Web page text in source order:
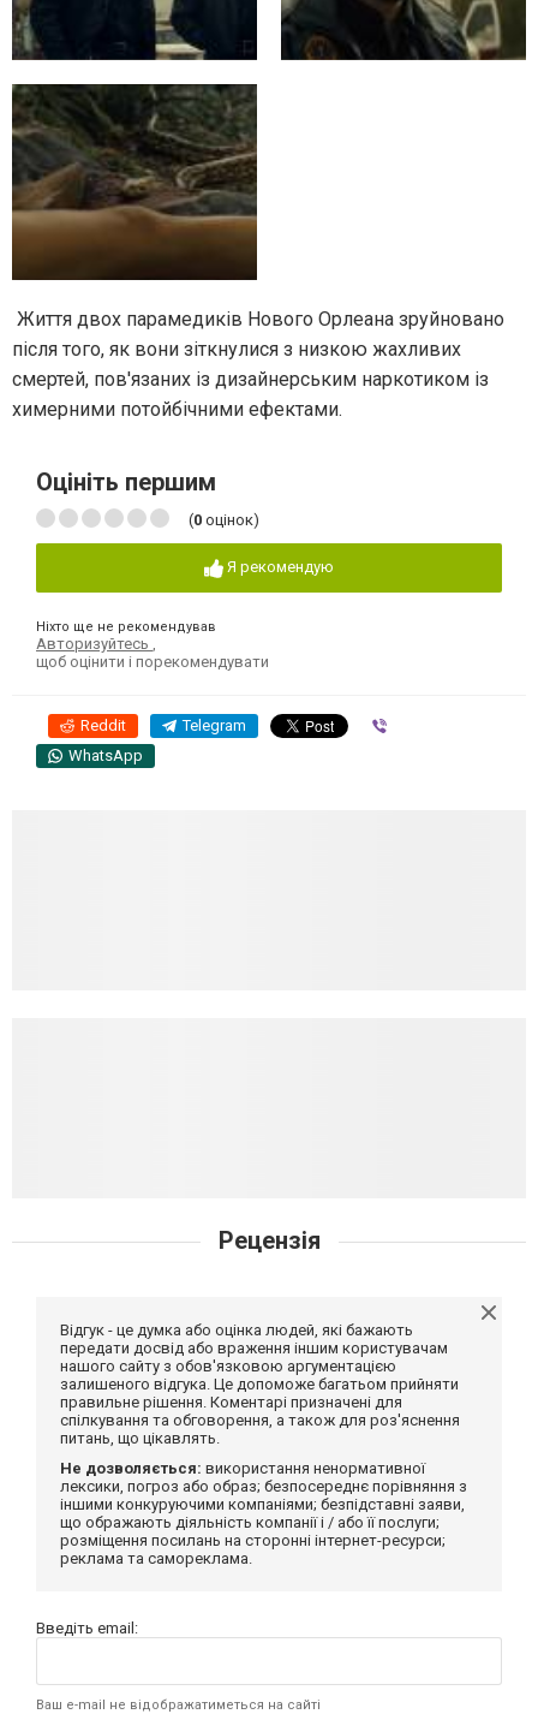
Життя двох парамедиків Нового Орлеана зруйновано
після того, як вони зіткнулися з низкою жахливих
смертей, пов'язаних із дизайнерським наркотиком із
химерними потойбічними ефектами.
Оцініть першим
(0 оцінок)
Я рекомендую
Ніхто ще не рекомендував
Авторизуйтесь
щоб оцінити і порекомендувати
Reddit Telegram
WhatsApp
Рецензія
Відгук - це думка або оцінка людей, які бажають
передати досвід або враження іншим користувачам
нашого сайту з обов'язковою аргументацією
залишеного відгука. Це допоможе багатьом прийняти
правильне рішення. Коментарі призначені для
спілкування та обговорення, а також для роз'яснення
питань, що цікавлять.
Не дозволяється: використання ненормативної
лексики, погроз або образ; безпосереднє порівняння з
іншими конкуруючими компаніями; безпідставні заяви,
що ображають діяльність компанії і / або її послуги;
розміщення посилань на сторонні інтернет-ресурси;
реклама та самореклама.
Введіть email:
Ваш e-mail не відображатиметься на сайті